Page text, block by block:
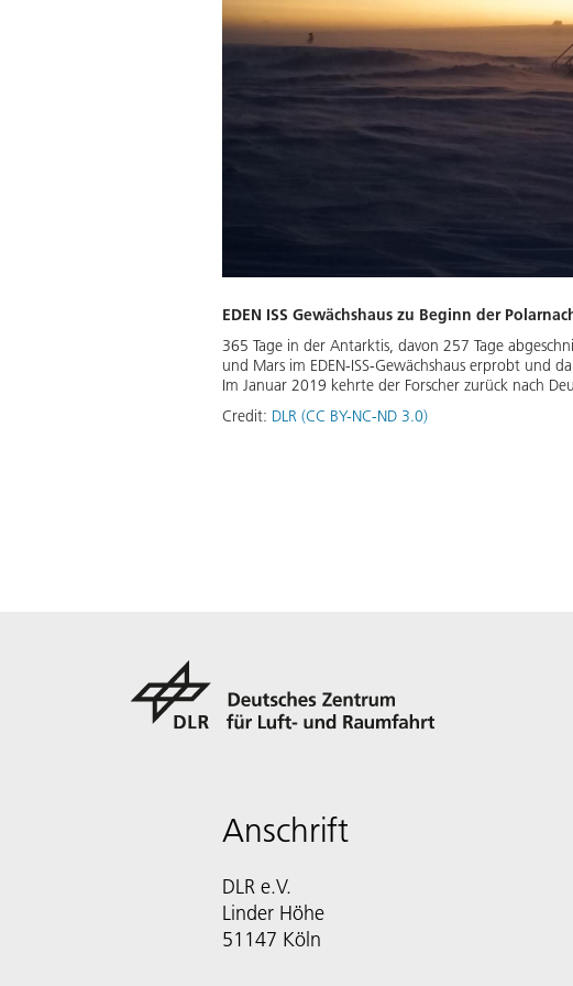
EDEN ISS Gewächshaus zu Beginn der
365 Tage in der Antarktis, davon 257 Tage
und Mars im EDEN-ISS-Gewächshaus erprobt und
Im Januar 2019 kehrte der Forscher zurück nach
Credit: DLR (CC BY-NC-ND 3.0)
Anschrift
DLR e.V.
Linder Höhe
51147 Köln